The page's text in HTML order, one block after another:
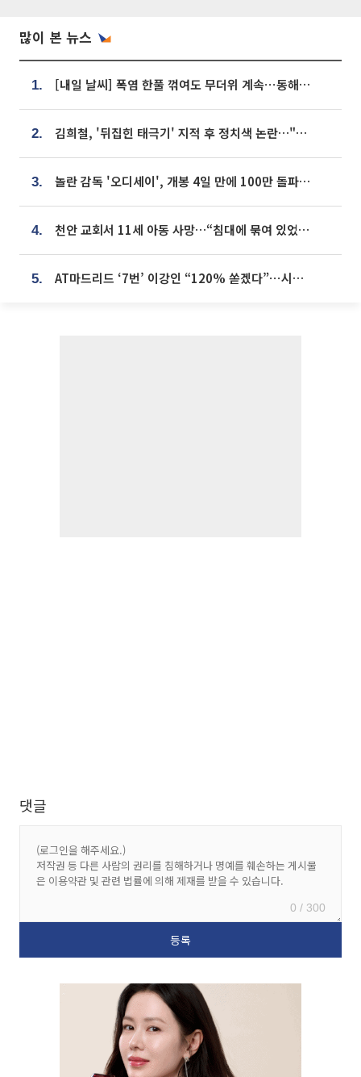
많이 본 뉴스
1. [내일 날씨] 폭염 한풀 꺾여도 무더위 계속⋯동해안 이틀 연속 비
2. 김희철, '뒤집힌 태극기' 지적 후 정치색 논란…"좌우 떠나 우리나라 국기"
3. 놀란 감독 '오디세이', 개봉 4일 만에 100만 돌파⋯'왕사남' 보다 빠르다
4. 천안 교회서 11세 아동 사망…“침대에 묶여 있었다” 진술 확보
5. AT마드리드 ‘7번’ 이강인 “120% 쏟겠다”⋯시메오네 감독 “필요한 선수”
댓글
0 / 300